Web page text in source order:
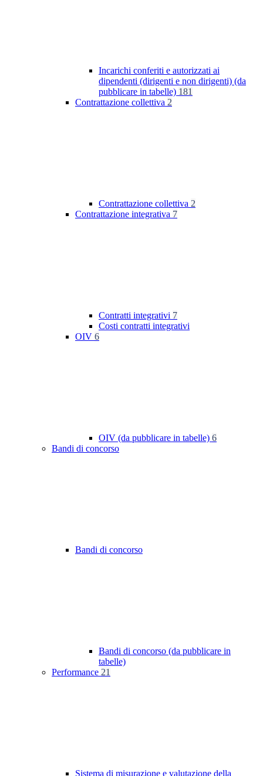
Incarichi conferiti e autorizzati ai
dipendenti (dirigenti e non dirigenti) (da
pubblicare in tabelle) 181
Contrattazione collettiva 2
Contrattazione collettiva 2
Contrattazione integrativa 7
Contratti integrativi 7
Costi contratti integrativi
OIV 6
OIV (da pubblicare in tabelle) 6
Bandi di concorso
Bandi di concorso
Bandi di concorso (da pubblicare in
tabelle)
Performance 21
Sistema di misurazione e valutazione della